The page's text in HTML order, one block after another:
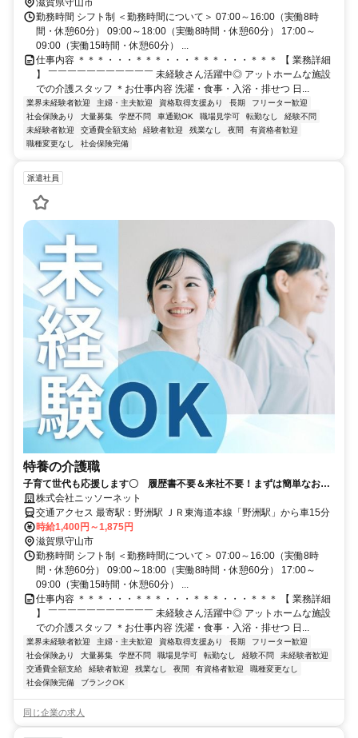
滋賀県守山市
勤務時間 シフト制 ＜勤務時間について＞ 07:00～16:00（実働8時
間・休憩60分） 09:00～18:00（実働8時間・休憩60分） 17:00～
09:00（実働15時間・休憩60分） ...
仕事内容 ＊＊＊・・・＊＊＊・・・＊＊＊・・・＊＊＊ 【 業務詳細
】 ￣￣￣￣￣￣￣￣￣￣￣ 未経験さん活躍中◎ アットホームな施設
での介護スタッフ ＊お仕事内容 洗濯・食事・入浴・排せつ 日...
業界未経験者歓迎 主婦・主夫歓迎 資格取得支援あり 長期
フリーター歓迎
社会保険あり
大量募集 学歴不問 車通勤OK 職場見学可 転勤なし
経験不問
未経験者歓迎
交通費全額支給 経験者歓迎 残業なし 夜間
有資格者歓迎
職種変更なし
社会保険完備
派遣社員
特養の介護職
子育て世代も応援します〇 履歴書不要＆来社不要！まずは簡単なお仕
事から始めましょう！
株式会社ニッソーネット
交通アクセス 最寄駅：野洲駅 ＪＲ東海道本線「野洲駅」から車15分
時給1,400円～1,875円
滋賀県守山市
勤務時間 シフト制 ＜勤務時間について＞ 07:00～16:00（実働8時
間・休憩60分） 09:00～18:00（実働8時間・休憩60分） 17:00～
09:00（実働15時間・休憩60分） ...
仕事内容 ＊＊＊・・・＊＊＊・・・＊＊＊・・・＊＊＊ 【 業務詳細
】 ￣￣￣￣￣￣￣￣￣￣￣ 未経験さん活躍中◎ アットホームな施設
での介護スタッフ ＊お仕事内容 洗濯・食事・入浴・排せつ 日...
業界未経験者歓迎 主婦・主夫歓迎 資格取得支援あり 長期
フリーター歓迎
社会保険あり
大量募集 学歴不問 職場見学可 転勤なし 経験不問
未経験者歓迎
交通費全額支給
経験者歓迎 残業なし 夜間 有資格者歓迎
職種変更なし
社会保険完備
ブランクOK
同じ企業の求人